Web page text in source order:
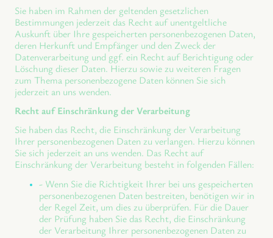
Sie haben im Rahmen der geltenden gesetzlichen
Bestimmungen jederzeit das Recht auf unentgeltliche
Auskunft über Ihre gespeicherten personenbezogenen Daten,
deren Herkunft und Empfänger und den Zweck der
Datenverarbeitung und ggf. ein Recht auf Berichtigung oder
Löschung dieser Daten. Hierzu sowie zu weiteren Fragen
zum Thema personenbezogene Daten können Sie sich
jederzeit an uns wenden.
Recht auf Einschränkung der Verarbeitung
Sie haben das Recht, die Einschränkung der Verarbeitung
Ihrer personenbezogenen Daten zu verlangen. Hierzu können
Sie sich jederzeit an uns wenden. Das Recht auf
Einschränkung der Verarbeitung besteht in folgenden Fällen:
- Wenn Sie die Richtigkeit Ihrer bei uns gespeicherten
personenbezogenen Daten bestreiten, benötigen wir in
der Regel Zeit, um dies zu überprüfen. Für die Dauer
der Prüfung haben Sie das Recht, die Einschränkung
der Verarbeitung Ihrer personenbezogenen Daten zu